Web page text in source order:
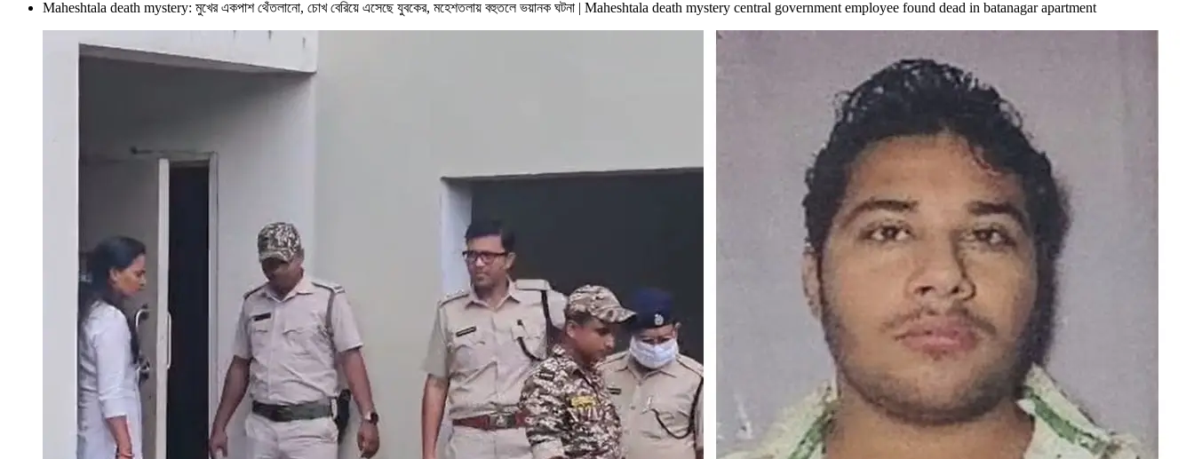
Maheshtala death mystery: মুখের একপাশ থেঁতলানো, চোখ বেরিয়ে এসেছে যুবকের, মহেশতলায় বহুতলে ভয়ানক ঘটনা | Maheshtala death mystery central government employee found dead in batanagar apartment